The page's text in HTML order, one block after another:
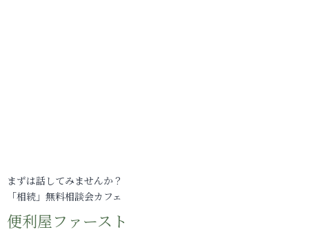
まずは話してみませんか？
「相続」無料相談会カフェ
便利屋ファースト